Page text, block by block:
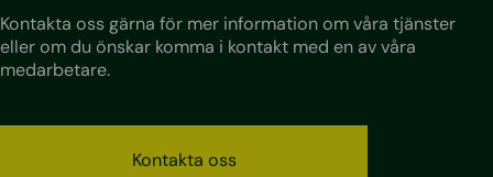
Kontakta oss gärna för mer information om våra tjänster
eller om du önskar komma i kontakt med en av våra
medarbetare.
Kontakta oss